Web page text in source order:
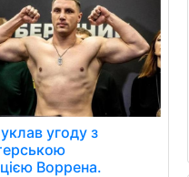
угоду з
Воррена.